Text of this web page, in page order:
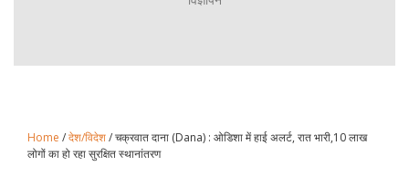
Home /देश/विदेश/ चक्रवात दाना (Dana) : ओडिशा में हाई अलर्ट, रात भारी,10 लाख
लोगों का हो रहा सुरक्षित स्थानांतरण